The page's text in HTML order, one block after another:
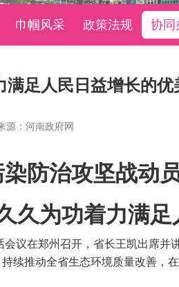
巾帼风采 政策法规 协同
满足人民日益增长的
源：河南政府网
防治攻坚战动
久为功着力满
在郑州召开，省长王凯出席并
续推动全省生态环境质量改善，